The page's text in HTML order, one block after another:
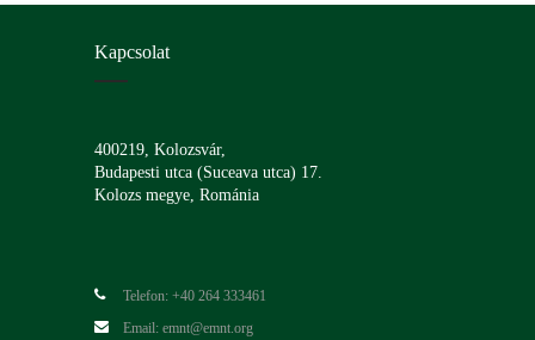
Kapcsolat
400219, Kolozsvár,
Budapesti utca (Suceava utca) 17.
Kolozs megye, Románia
Telefon: +40 264 333461
Email: emnt@emnt.org